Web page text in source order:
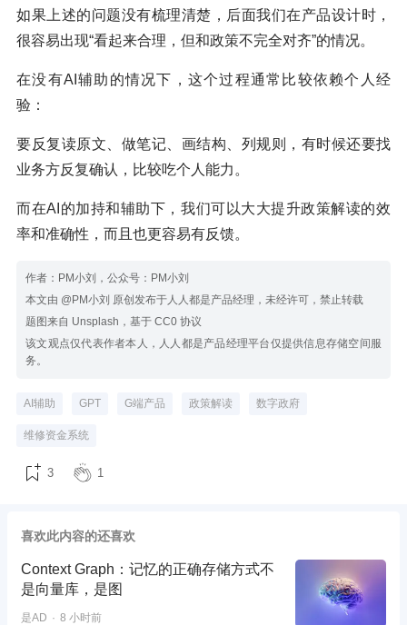
如果上述的问题没有梳理清楚，后面我们在产品设计时，
很容易出现“看起来合理，但和政策不完全对齐”的情况。
在没有AI辅助的情况下，这个过程通常比较依赖个人经
验：
要反复读原文、做笔记、画结构、列规则，有时候还要找
业务方反复确认，比较吃个人能力。
而在AI的加持和辅助下，我们可以大大提升政策解读的效
率和准确性，而且也更容易有反馈。
作者：PM小刘，公众号：PM小刘
本文由 @PM小刘 原创发布于人人都是产品经理，未经许可，禁止转载
题图来自 Unsplash，基于 CC0 协议
该文观点仅代表作者本人，人人都是产品经理平台仅提供信息存储空间服
务。
AI辅助 GPT G端产品 政策解读 数字政府
维修资金系统
3 1
喜欢此内容的还喜欢
Context Graph：记忆的正确存储方式不
是向量库，是图
是AD 8 小时前